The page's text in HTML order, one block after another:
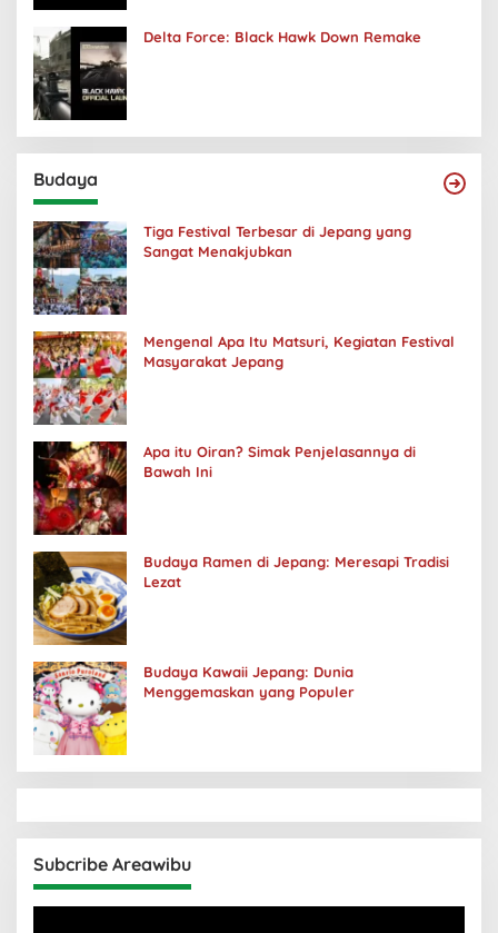
Delta Force: Black Hawk Down Remake
Budaya
Tiga Festival Terbesar di Jepang yang
Sangat Menakjubkan
Mengenal Apa Itu Matsuri, Kegiatan Festival
Masyarakat Jepang
Apa itu Oiran? Simak Penjelasannya di
Bawah Ini
Budaya Ramen di Jepang: Meresapi Tradisi
Lezat
Budaya Kawaii Jepang: Dunia
Menggemaskan yang Populer
Subcribe Areawibu